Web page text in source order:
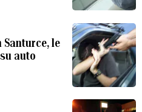
Santurce, le
auto